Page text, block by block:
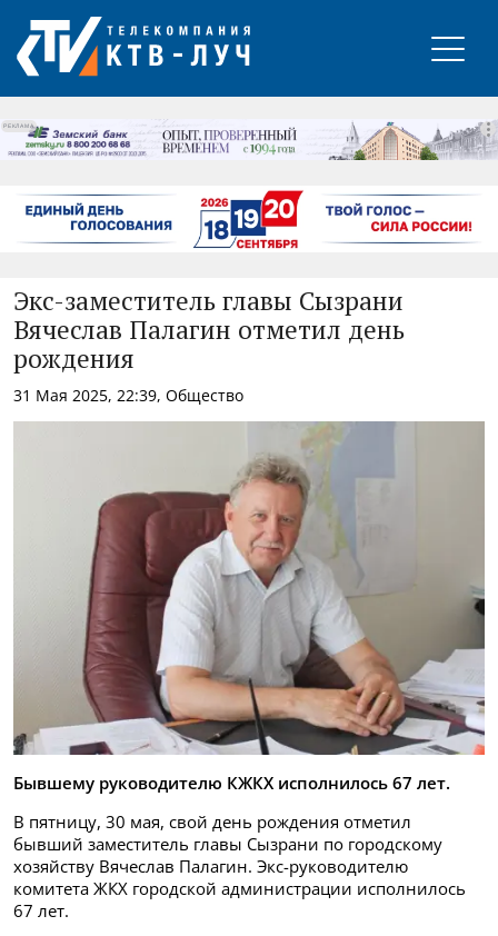
РЕКЛАМА
Экс-заместитель главы Сызрани
Вячеслав Палагин отметил день
рождения
31 Мая 2025, 22:39, Общество
Бывшему руководителю КЖКХ исполнилось 67 лет.
В пятницу, 30 мая, свой день рождения отметил
бывший заместитель главы Сызрани по городскому
хозяйству Вячеслав Палагин. Экс-руководителю
комитета ЖКХ городской администрации исполнилось
67 лет.